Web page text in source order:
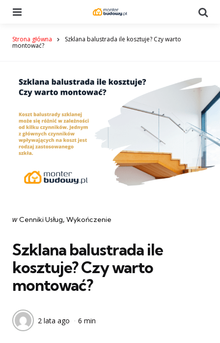
Strona główna Szklana balustrada ile kosztuje? Czy warto
montować?
Categories
post
w Cenniki Usług Wykończenie
Szklana balustrada ile
kosztuje? Czy warto
montować?
2 lata ago 6 min